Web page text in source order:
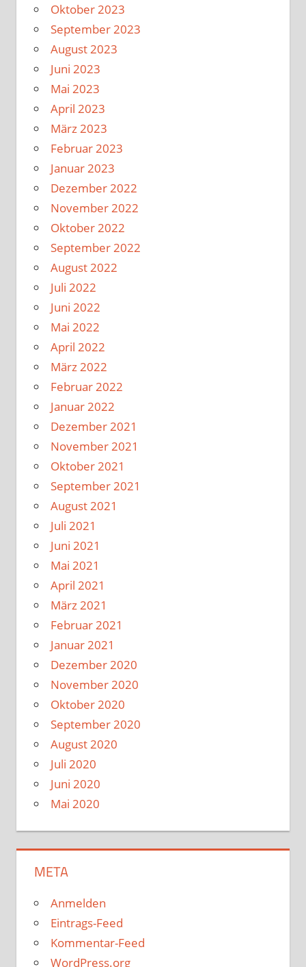
Oktober 2023
September 2023
August 2023
Juni 2023
Mai 2023
April 2023
März 2023
Februar 2023
Januar 2023
Dezember 2022
November 2022
Oktober 2022
September 2022
August 2022
Juli 2022
Juni 2022
Mai 2022
April 2022
März 2022
Februar 2022
Januar 2022
Dezember 2021
November 2021
Oktober 2021
September 2021
August 2021
Juli 2021
Juni 2021
Mai 2021
April 2021
März 2021
Februar 2021
Januar 2021
Dezember 2020
November 2020
Oktober 2020
September 2020
August 2020
Juli 2020
Juni 2020
Mai 2020
META
Anmelden
Eintrags-Feed
Kommentar-Feed
WordPress.org